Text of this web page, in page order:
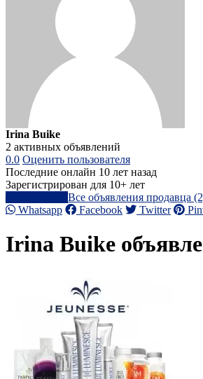
Irina Buike
2 активных объявлений
0.0 Оценить пользователя
Последние онлайн 10 лет назад
Зарегистрирован для 10+ лет
Все объявления продавца
Whatsapp
Facebook Twitter
Irina Buike